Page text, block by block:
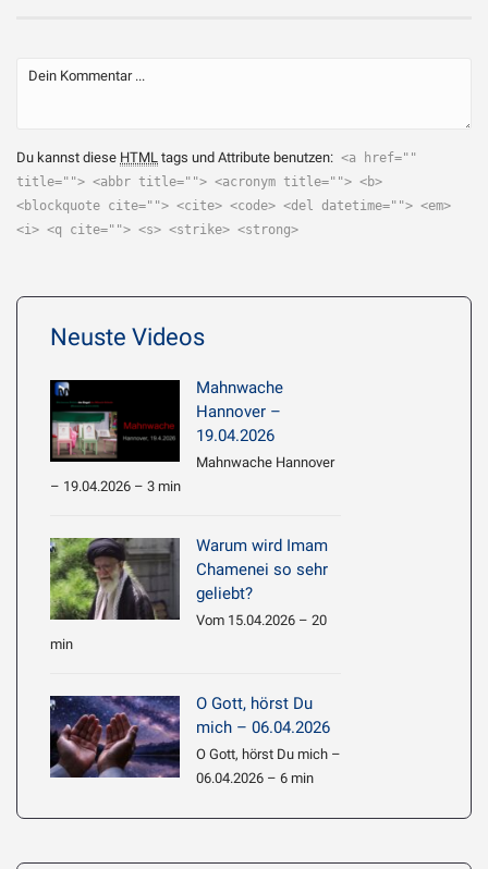
Du kannst diese HTML tags und Attribute benutzen: <a href=""
title=""> <abbr title=""> <acronym title=""> <b>
<blockquote cite=""> <cite> <code> <del datetime=""> <em>
<i> <q cite=""> <s> <strike> <strong>
Neuste Videos
Mahnwache
Hannover –
19.04.2026
Mahnwache Hannover
– 19.04.2026 – 3 min
Warum wird Imam
Chamenei so sehr
geliebt?
Vom 15.04.2026 – 20
min
O Gott, hörst Du
mich – 06.04.2026
O Gott, hörst Du mich –
06.04.2026 – 6 min